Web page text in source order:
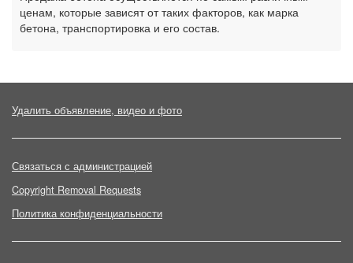
ценам, которые зависят от таких факторов, как марка
бетона, транспортировка и его состав.
Удалить объявление, видео и фото
Связаться с администрацией
Copyright Removal Requests
Политика конфиденциальности